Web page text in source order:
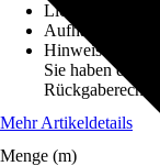
Aufhängungsart
Hinweis: Dieser
Sie haben
Rückgaberecht.
Mehr Artikeldetails
Menge (m)